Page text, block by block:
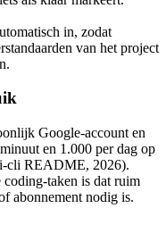
in, zodat
van het project
Google-account en
en 1.000 per dag op
cli README, 2026).
coding-taken is dat ruim
abonnement nodig is.